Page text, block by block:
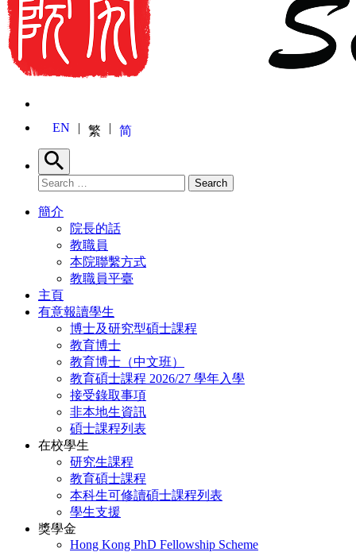
EN 繁 简
Search
Search for: Search
簡介
院長的話
教職員
本院聯繫方式
教職員平臺
主頁
有意報讀學生
博士及研究型碩士課程
教育博士
教育博士（中文班）
教育碩士課程 2026/27 學年入學
接受錄取事項
非本地生資訊
碩士課程列表
在校學生
研究生課程
教育碩士課程
本科生可修讀碩士課程列表
學生支援
獎學金
Hong Kong PhD Fellowship Scheme